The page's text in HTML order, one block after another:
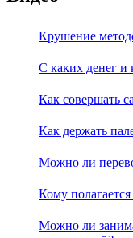
Крушение
С каких денег и
Как совершать
Как держать
Можно ли
Кому полагается
Можно ли